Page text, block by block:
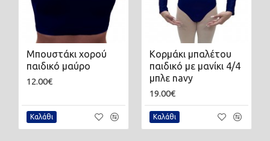
Μπουστάκι χορού
παιδικό μαύρο
12.00€
Καλάθι
Κορμάκι μπαλέτου
παιδικό με μανίκι 4/4
μπλε navy
19.00€
Καλάθι